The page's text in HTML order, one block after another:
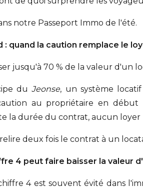
notre Passeport Immo de l'été.
: quand la caution remplace le
jusqu'à 70 % de la valeur d'un
duJeonse, un système
au propriétaire en
la durée du contrat, aucun loyer
deux fois le contrat à un
4 peut faire baisser la valeur
4 est souvent évité dans